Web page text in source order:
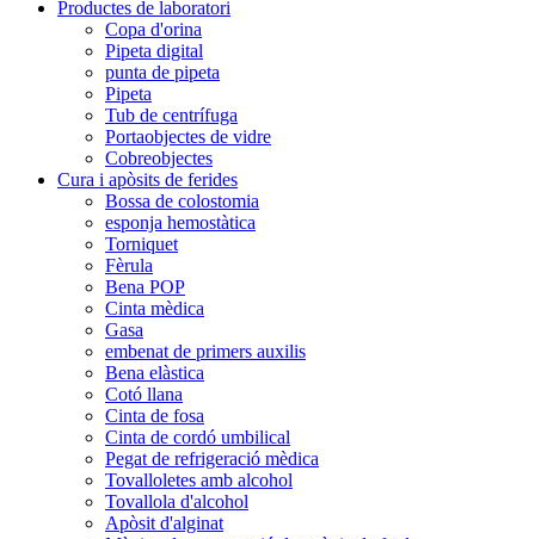
Productes de laboratori
Copa d'orina
Pipeta digital
punta de pipeta
Pipeta
Tub de centrífuga
Portaobjectes de vidre
Cobreobjectes
Cura i apòsits de ferides
Bossa de colostomia
esponja hemostàtica
Torniquet
Fèrula
Bena POP
Cinta mèdica
Gasa
embenat de primers auxilis
Bena elàstica
Cotó llana
Cinta de fosa
Cinta de cordó umbilical
Pegat de refrigeració mèdica
Tovalloletes amb alcohol
Tovallola d'alcohol
Apòsit d'alginat